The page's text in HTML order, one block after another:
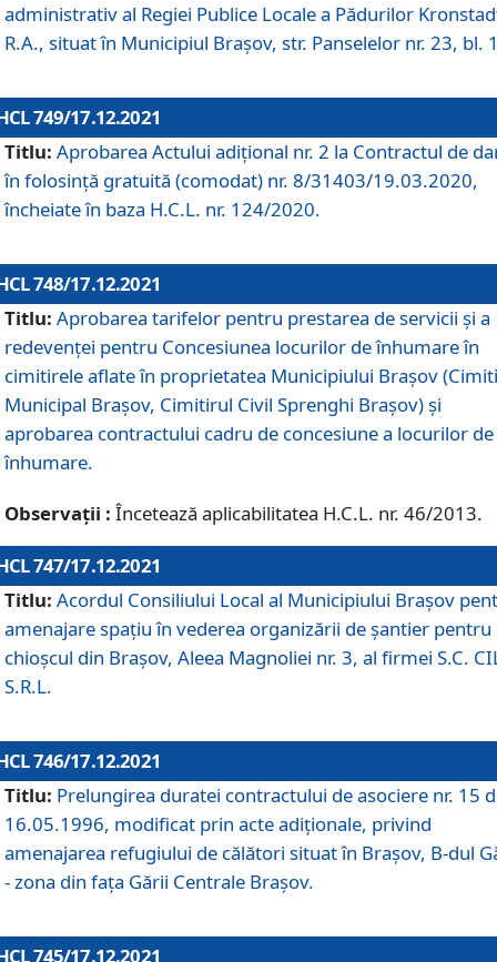
administrativ al Regiei Publice Locale a Pădurilor
R.A., situat în Municipiul Braşov, str. Panselelor nr. 23, bl.
749/17.12.2021
Titlu: Aprobarea Actului adițional nr. 2 la Contractul de
în folosință gratuită (comodat) nr. 8/31403/19.03.2020,
încheiate în baza H.C.L. nr. 124/2020.
748/17.12.2021
Titlu: Aprobarea tarifelor pentru prestarea de servicii şi a
redevenţei pentru Concesiunea locurilor de înhumare în
cimitirele aflate în proprietatea Municipiului Braşov
Municipal Braşov, Cimitirul Civil Sprenghi Braşov) şi
aprobarea contractului cadru de concesiune a locurilor de
înhumare.
Observații : Încetează aplicabilitatea H.C.L. nr. 46/2013.
747/17.12.2021
Titlu: Acordul Consiliului Local al Municipiului Braşov
amenajare spațiu în vederea organizării de șantier pentru
chioșcul din Brașov, Aleea Magnoliei nr. 3, al firmei S.C.
S.R.L.
746/17.12.2021
Titlu: Prelungirea duratei contractului de asociere nr. 15
16.05.1996, modificat prin acte adiționale, privind
amenajarea refugiului de călători situat în Brașov, B-dul
- zona din faţa Gării Centrale Brașov.
745/17.12.2021